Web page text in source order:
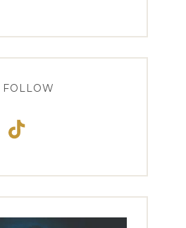
FOLLOW
TikTok